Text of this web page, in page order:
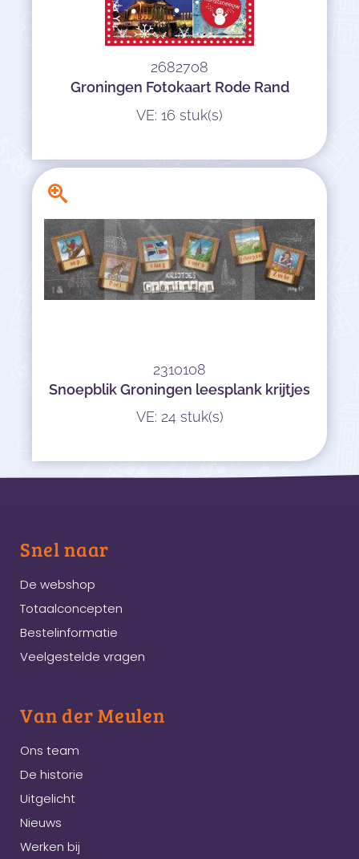
2682708
Groningen Fotokaart Rode Rand
VE: 16 stuk(s)
2310108
Snoepblik Groningen leesplank krijtjes
VE: 24 stuk(s)
Snel naar
De webshop
Totaalconcepten
Bestelinformatie
Veelgestelde vragen
Van der Meulen
Ons team
De historie
Uitgelicht
Nieuws
Werken bij